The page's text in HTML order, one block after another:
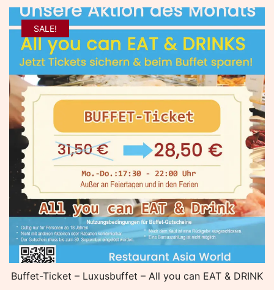
SALE!
Buffet-Ticket – Luxusbuffet – All you can EAT & DRINK